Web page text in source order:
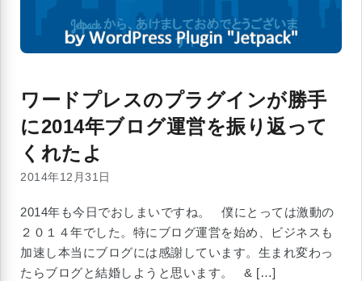
ワードプレスのプラグインが勝手
に2014年ブログ運営を振り返って
くれたよ
2014年12月31日
2014年も今日でおしまいですね。 僕にとっては激動の
２０１４年でした。特にブログ運営を始め、ビジネスも
加速し本当にブログには感謝しています。生まれ変わっ
たらブログと結婚しようと思います。 & […]